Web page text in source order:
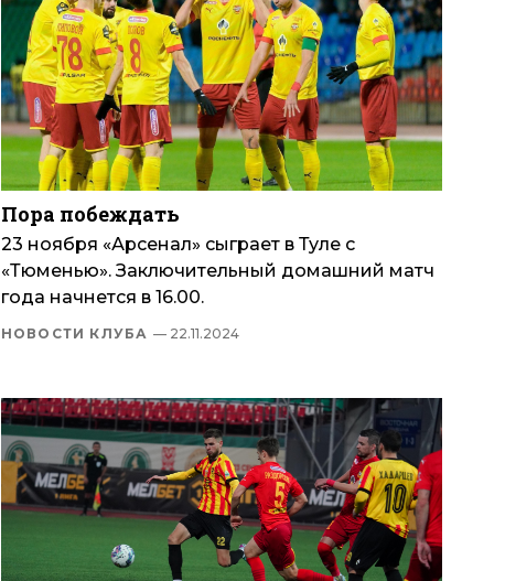
Пора побеждать
23 ноября «Арсенал» сыграет в Туле с
«Тюменью». Заключительный домашний матч
года начнется в 16.00.
НОВОСТИ КЛУБА — 22.11.2024